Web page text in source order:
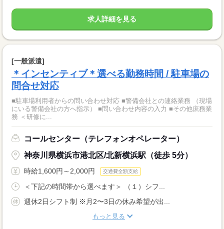
求人詳細を見る
[一般派遣]
＊インセンティブ＊選べる勤務時間 / 駐車場の
問合せ対応
■駐車場利用者からの問い合わせ対応 ■警備会社との連絡業務 （現場
にいる警備会社の方へ指示） ■問い合わせ内容の入力 ■その他庶務業
務 ＜研修に...
コールセンター（テレフォンオペレーター）
神奈川県横浜市港北区/北新横浜駅（徒歩 5分）
時給1,600円～2,000円 交通費全額支給
＜下記の時間帯から選べます＞ （１）シフ...
週休2日シフト制 ※月2〜3日の休み希望が出...
もっと見る